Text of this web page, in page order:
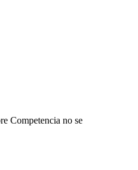
Competencia no se